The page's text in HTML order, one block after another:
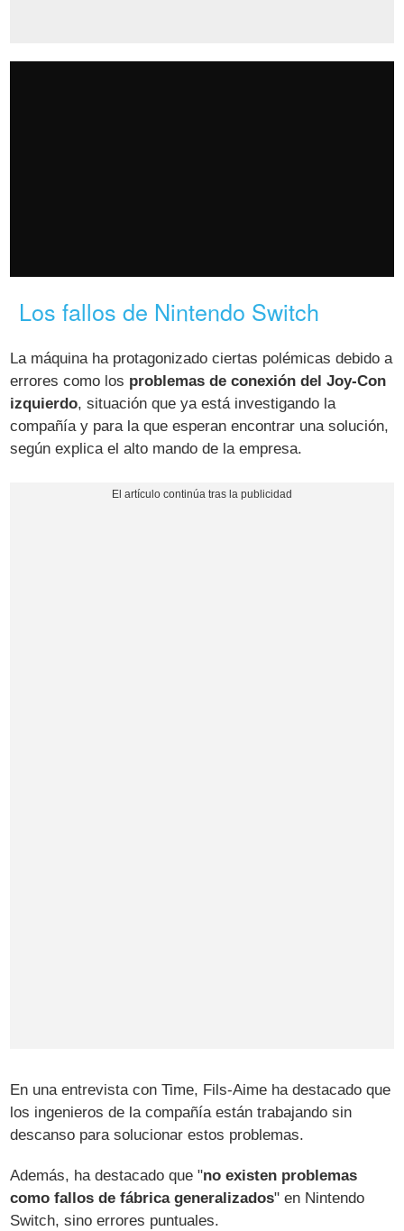
Los fallos de Nintendo Switch
La máquina ha protagonizado ciertas polémicas debido a
errores como los problemas de conexión del Joy-Con
izquierdo, situación que ya está investigando la
compañía y para la que esperan encontrar una solución,
según explica el alto mando de la empresa.
En una entrevista con Time, Fils-Aime ha destacado que
los ingenieros de la compañía están trabajando sin
descanso para solucionar estos problemas.
Además, ha destacado que "no existen problemas
como fallos de fábrica generalizados" en Nintendo
Switch, sino errores puntuales.